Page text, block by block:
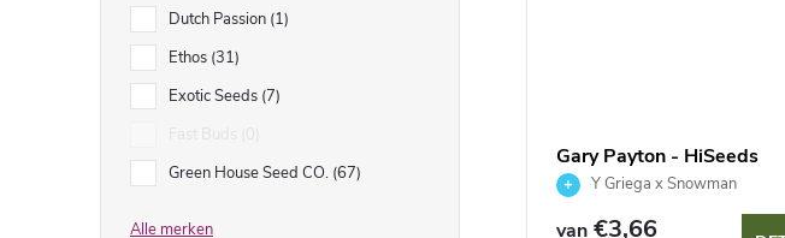
Dutch Passion 1
Ethos 31
Exotic Seeds 7
Green House Seed CO. 67
Alle merken
Gary Payton - HiSeeds
Y Griega x Snowman
van €3,66